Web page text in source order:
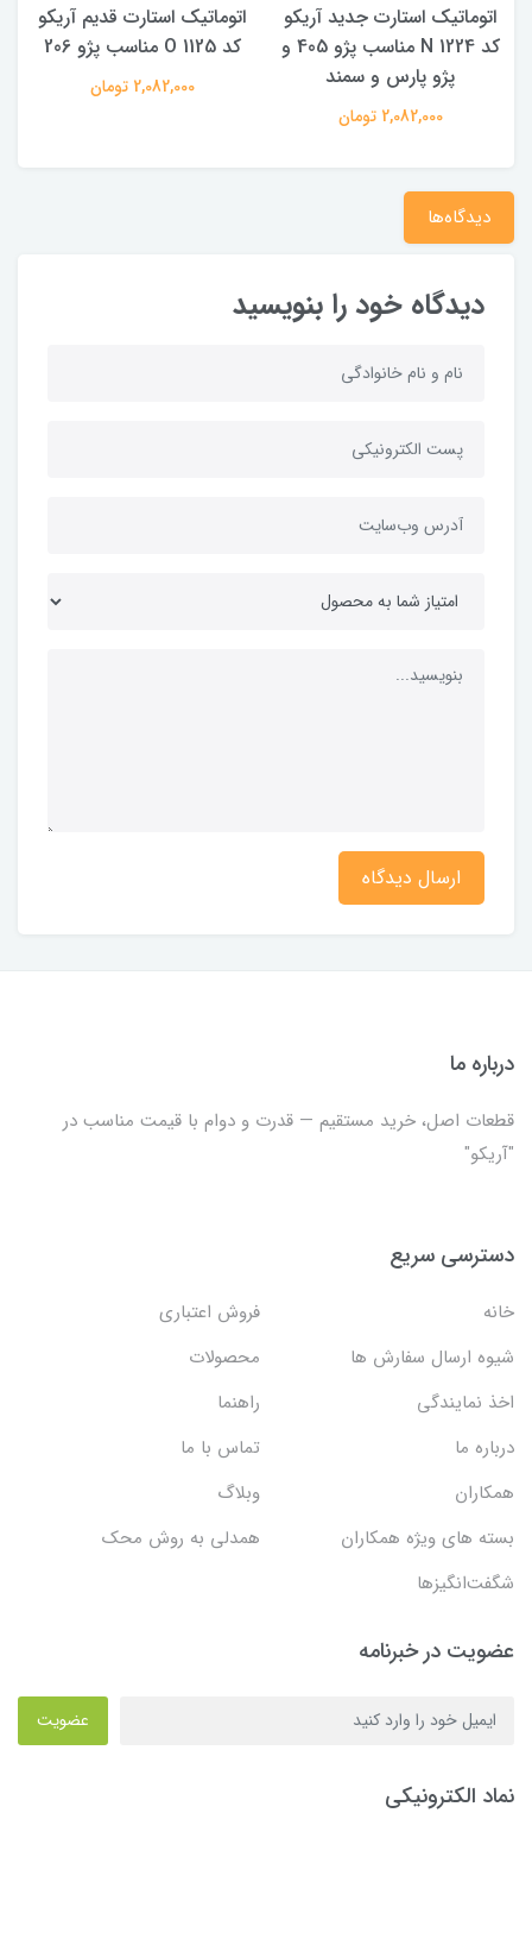
اتوماتیک استارت جدید آریکو
کد 1224 N مناسب پژو 405 و
پژو پارس و سمند
2,082,000 تومان
اتوماتیک استارت قدیم آریکو
کد 1125 O مناسب پژو 206
2,082,000 تومان
دیدگاه‌ها
دیدگاه خود را بنویسید
ارسال دیدگاه
درباره ما
قطعات اصل، خرید مستقیم — قدرت و دوام با قیمت مناسب در
"آریکو"
دسترسی سریع
خانه
فروش اعتباری
شیوه ارسال سفارش ها
محصولات
اخذ نمایندگی
راهنما
درباره ما
تماس با ما
همکاران
وبلاگ
بسته های ویژه همکاران
همدلی به روش محک
شگفت‌انگیزها
عضویت در خبرنامه
عضویت
نماد الکترونیکی